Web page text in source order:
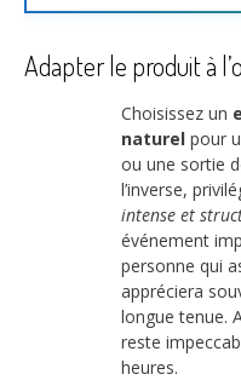
Adapter le produit à
Choisissez un
naturel pour
ou une sortie
l’inverse,
intense et
événement
personne qui
appréciera
longue tenue.
reste
heures.